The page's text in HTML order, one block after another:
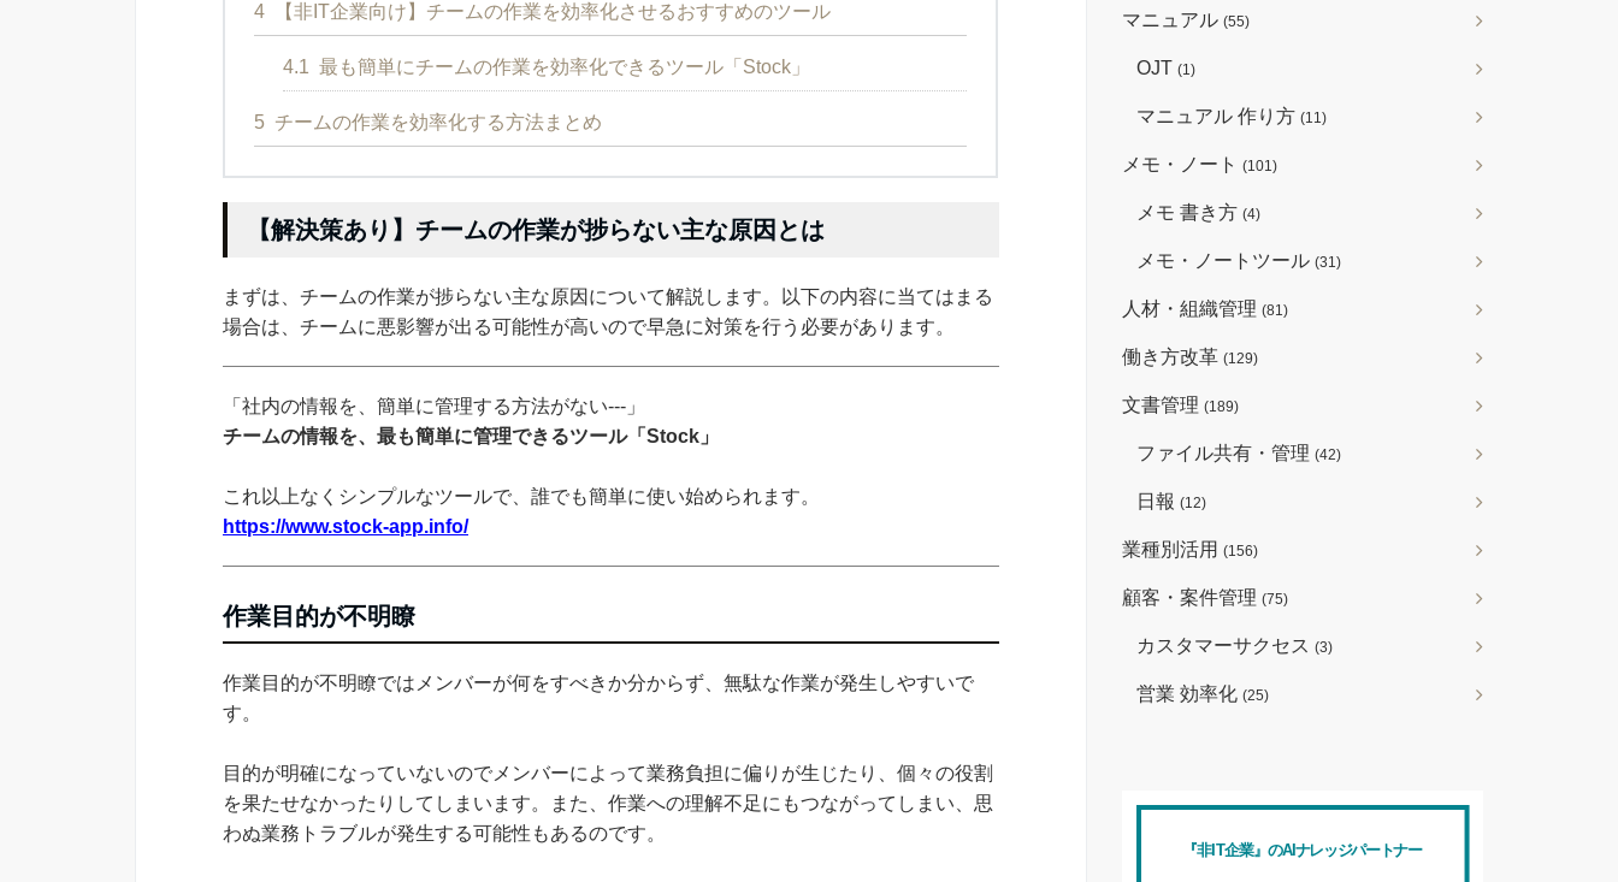
4 【非IT企業向け】チームの作業を効率化させるおすすめのツール
4.1 最も簡単にチームの作業を効率化できるツール「Stock」
5 チームの作業を効率化する方法まとめ
【解決策あり】チームの作業が捗らない主な原因とは
まずは、チームの作業が捗らない主な原因について解説します。以下の内容に当てはまる
場合は、チームに悪影響が出る可能性が高いので早急に対策を行う必要があります。
「社内の情報を、簡単に管理する方法がない---」
チームの情報を、最も簡単に管理できるツール「Stock」
これ以上なくシンプルなツールで、誰でも簡単に使い始められます。
https://www.stock-app.info/
作業目的が不明瞭
作業目的が不明瞭ではメンバーが何をすべきか分からず、無駄な作業が発生しやすいで
す。
目的が明確になっていないのでメンバーによって業務負担に偏りが生じたり、個々の役割
を果たせなかったりしてしまいます。また、作業への理解不足にもつながってしまい、思
わぬ業務トラブルが発生する可能性もあるのです。
マニュアル (55)
OJT (1)
マニュアル 作り方 (11)
メモ・ノート (101)
メモ 書き方 (4)
メモ・ノートツール (31)
人材・組織管理 (81)
働き方改革 (129)
文書管理 (189)
ファイル共有・管理 (42)
日報 (12)
業種別活用 (156)
顧客・案件管理 (75)
カスタマーサクセス (3)
営業 効率化 (25)